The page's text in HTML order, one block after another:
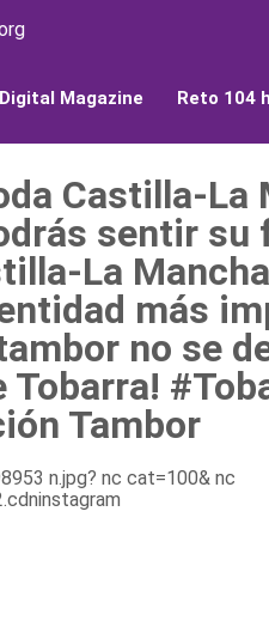
Digital Magazine Reto 104
Castilla-
sentir
La
más
no se
Tambor